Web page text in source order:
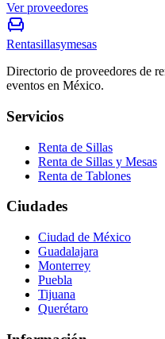
Ver proveedores
Rentasillasymesas
Directorio de proveedores de
eventos en México.
Servicios
Renta de Sillas
Renta de Sillas y Mesas
Renta de Tablones
Ciudades
Ciudad de México
Guadalajara
Monterrey
Puebla
Tijuana
Querétaro